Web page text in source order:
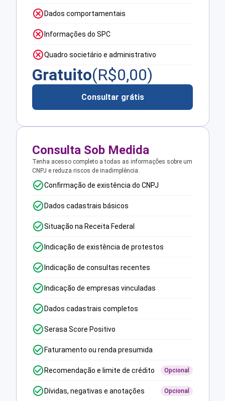
Dados comportamentais
Informações do SPC
Quadro societário e administrativo
Gratuito(R$0,00)
Consultar grátis
Consulta Sob Medida
Tenha acesso completo a todas as informações sobre um
CNPJ e reduza riscos de inadimplência.
Confirmação de existência do CNPJ
Dados cadastrais básicos
Situação na Receita Federal
Indicação de existência de protestos
Indicação de consultas recentes
Indicação de empresas vinculadas
Dados cadastrais completos
Serasa Score Positivo
Faturamento ou renda presumida
Recomendação e limite de crédito Opcional
Dívidas, negativas e anotações Opcional